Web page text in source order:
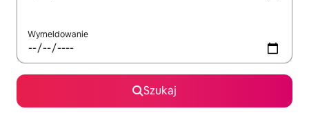
Wymeldowanie
Szukaj